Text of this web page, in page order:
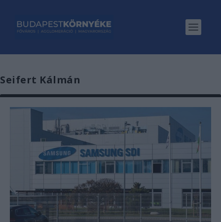
Seifert Kálmán